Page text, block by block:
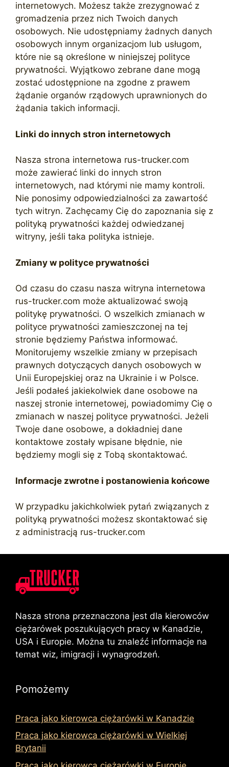
internetowych. Możesz także zrezygnować z
gromadzenia przez nich Twoich danych
osobowych. Nie udostępniamy żadnych danych
osobowych innym organizacjom lub usługom,
które nie są określone w niniejszej polityce
prywatności. Wyjątkowo zebrane dane mogą
zostać udostępnione na zgodne z prawem
żądanie organów rządowych uprawnionych do
żądania takich informacji.
Linki do innych stron internetowych
Nasza strona internetowa rus-trucker.com
może zawierać linki do innych stron
internetowych, nad którymi nie mamy kontroli.
Nie ponosimy odpowiedzialności za zawartość
tych witryn. Zachęcamy Cię do zapoznania się z
polityką prywatności każdej odwiedzanej
witryny, jeśli taka polityka istnieje.
Zmiany w polityce prywatności
Od czasu do czasu nasza witryna internetowa
rus-trucker.com może aktualizować swoją
politykę prywatności. O wszelkich zmianach w
polityce prywatności zamieszczonej na tej
stronie będziemy Państwa informować.
Monitorujemy wszelkie zmiany w przepisach
prawnych dotyczących danych osobowych w
Unii Europejskiej oraz na Ukrainie i w Polsce.
Jeśli podałeś jakiekolwiek dane osobowe na
naszej stronie internetowej, powiadomimy Cię o
zmianach w naszej polityce prywatności. Jeżeli
Twoje dane osobowe, a dokładniej dane
kontaktowe zostały wpisane błędnie, nie
będziemy mogli się z Tobą skontaktować.
Informacje zwrotne i postanowienia końcowe
W przypadku jakichkolwiek pytań związanych z
polityką prywatności możesz skontaktować się
z administracją rus-trucker.com
Nasza strona przeznaczona jest dla kierowców
ciężarówek poszukujących pracy w Kanadzie,
USA i Europie. Można tu znaleźć informacje na
temat wiz, imigracji i wynagrodzeń.
Pomożemy
Praca jako kierowca ciężarówki w Kanadzie
Praca jako kierowca ciężarówki w Wielkiej
Brytanii